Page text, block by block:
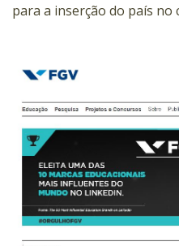
para a inserção do país